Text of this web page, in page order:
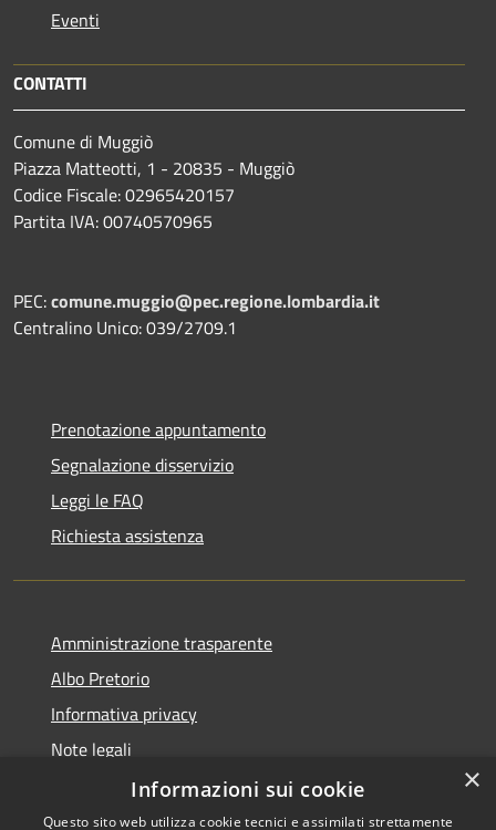
Eventi
CONTATTI
Comune di Muggiò
Piazza Matteotti, 1 - 20835 - Muggiò
Codice Fiscale: 02965420157
Partita IVA: 00740570965
PEC:comune.muggio@pec.regione.lombardia.it
Centralino Unico: 039/2709.1
Prenotazione appuntamento
Segnalazione disservizio
Leggi le FAQ
Richiesta assistenza
Amministrazione trasparente
Albo Pretorio
Informativa privacy
Note legali
Dichiarazione di accessibilità
×
Informazioni sui cookie
Questo sito web utilizza cookie tecnici e assimilati strettamente